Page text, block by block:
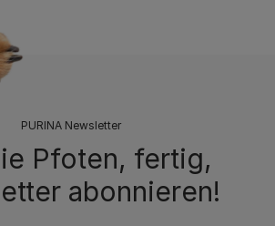
PURINA Newsletter
Pfoten, fertig,
abonnieren!